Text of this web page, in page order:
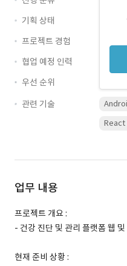
기획 상태
프로젝트 경험
협업 예정 인력
우선 순위
관련 기술
React
업무 내용
프로젝트 개요 :
- 건강 진단 및 관리 플랫폼 웹 및
현재 준비 상황 :